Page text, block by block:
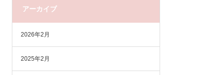
アーカイブ
2026年2月
2025年2月